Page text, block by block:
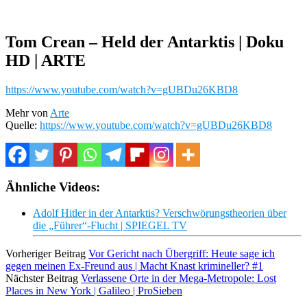
Tom Crean – Held der Antarktis | Doku
HD | ARTE
https://www.youtube.com/watch?v=gUBDu26KBD8
Mehr von Arte
Quelle: https://www.youtube.com/watch?v=gUBDu26KBD8
Ähnliche Videos:
Adolf Hitler in der Antarktis? Verschwörungstheorien über
die „Führer“-Flucht | SPIEGEL TV
Vorheriger Beitrag Vor Gericht nach Übergriff: Heute sage ich
gegen meinen Ex-Freund aus | Macht Knast krimineller? #1
Nächster Beitrag Verlassene Orte in der Mega-Metropole: Lost
Places in New York | Galileo | ProSieben